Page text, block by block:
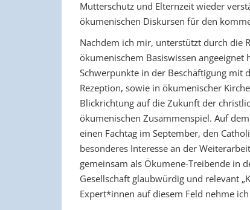
Mutterschutz und Elternzeit wieder
ökumenischen Diskursen für den
Nachdem ich mir, unterstützt durch die
ökumenischem Basiswissen
Schwerpunkte in der Beschäftigung mit
Rezeption, sowie in ökumenischer
Blickrichtung auf die Zukunft der
ökumenischen Zusammenspiel. Auf
einen Fachtag im September, den
besonderes Interesse an der
gemeinsam als Ökumene-Treibende in
Gesellschaft glaubwürdig und relevant
Expert*innen auf diesem Feld nehme